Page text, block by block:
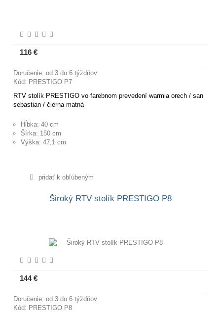
116 €
Doručenie: od 3 do 6 týždňov
Kód: PRESTIGO P7
RTV stolík PRESTIGO vo farebnom prevedení warmia orech / san
sebastian / čierna matná
Hĺbka: 40 cm
Šírka: 150 cm
Výška: 47,1 cm
pridať k obľúbeným
Široký RTV stolík PRESTIGO P8
144 €
Doručenie: od 3 do 6 týždňov
Kód: PRESTIGO P8